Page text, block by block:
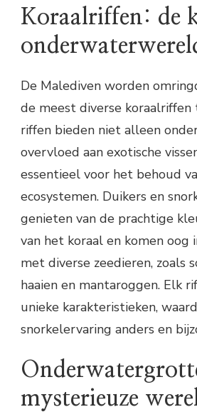
Koraalriffen: de
De Malediven worden
de meest diverse
riffen bieden niet alleen
overvloed aan exotische
essentieel voor het behoud
ecosystemen. Duikers en
genieten van de prachtige
van het koraal en komen oog
met diverse zeedieren, zoals
haaien en mantaroggen. Elk
unieke karakteristieken,
snorkelervaring anders en
mysterieuze